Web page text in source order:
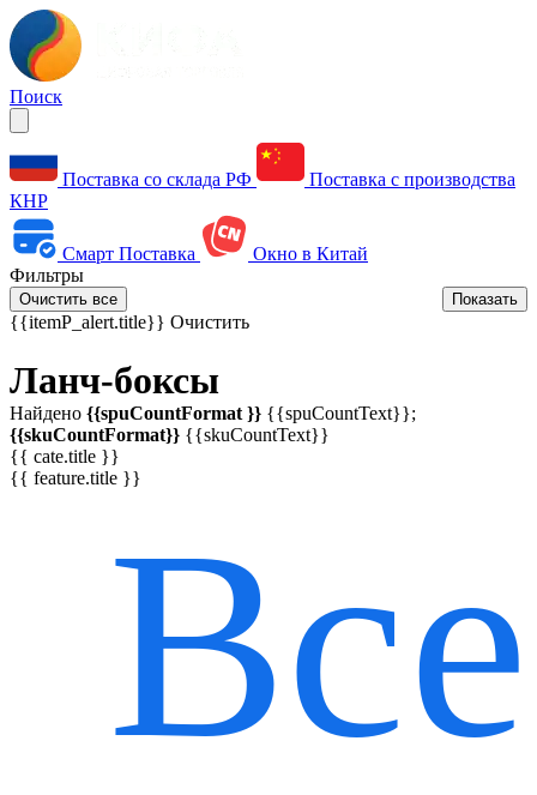
Поиск
Поставка со склада РФ
Поставка с производства
КНР
Смарт Поставка
Окно в Китай
Фильтры
Очистить все Показать
{{itemP_alert.title}} Очистить
Ланч-боксы
Найдено {{spuCountFormat }} {{spuCountText}};
{{skuCountFormat}} {{skuCountText}}
{{ cate.title }}
{{ feature.title }}
{{ featureTitle }}
Все